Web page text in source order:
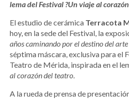
lema del Festival ?Un viaje al
El estudio de cerámica Terracota
hoy, en la sede del Festival, la
años caminando por el destino del arte
séptima máscara, exclusiva para el
Teatro de Mérida, inspirada en el
al corazón del teatro.
A la rueda de prensa de